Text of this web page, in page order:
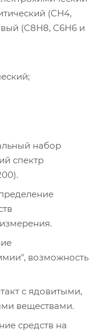
(СН4,
(C8H8, C6H6 и
набор
спектр
возможность
с ядовитыми,
веществами.
средств на